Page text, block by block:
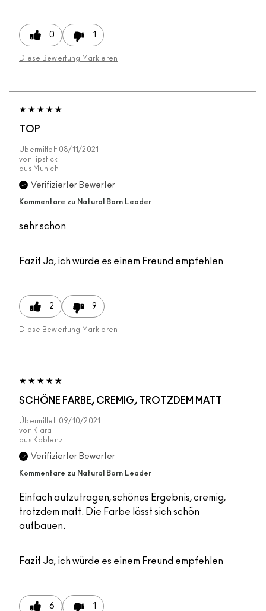
0 1
Diese Bewertung Markieren
TOP
Übermittelt 08/11/2021
von
lipstick
aus Munich
Verifizierter Bewerter
Kommentare zu Natural Born Leader
sehr schon
Fazit Ja, ich würde es einem Freund empfehlen
2 9
Diese Bewertung Markieren
SCHÖNE FARBE, CREMIG, TROTZDEM MATT
Übermittelt 09/10/2021
von Klara
aus Koblenz
Verifizierter Bewerter
Kommentare zu Natural Born Leader
Einfach aufzutragen, schönes Ergebnis, cremig,
trotzdem matt. Die Farbe lässt sich schön
aufbauen.
Fazit Ja, ich würde es einem Freund empfehlen
6 1